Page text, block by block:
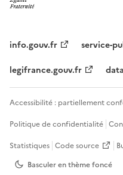
info.gouv.fr
service-
legifrance.gouv.fr
Accessibilité : partiellement
Politique de confidentialité
Statistiques Code source
Basculer en thèmefoncé